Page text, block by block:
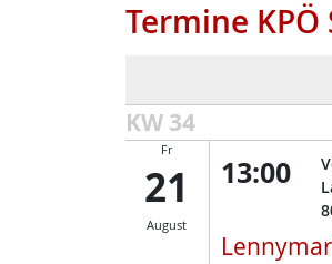
Termine
KW 34
Fr
21
August
13:00